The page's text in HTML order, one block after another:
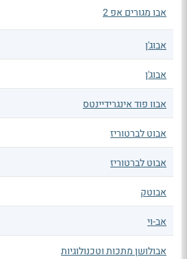
אבו מגורים אפ 2
אבוג'ן
אבוג'ן
אבוו פוד אינגרידיינטס
אבוט לברטוריז
אבוט לברטוריז
אבוטק
אב-וי
אבולושן מתכות וטכנולוגיות